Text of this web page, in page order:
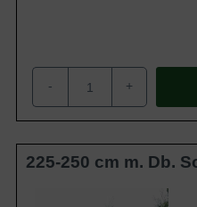
DieThuja occidentalis
ausreichend feuchten
Trockenheit sollte
Sie ihr, die Feuchtigkeit
schnell auszutrocknen.
- +
225-250 cm m. Db.